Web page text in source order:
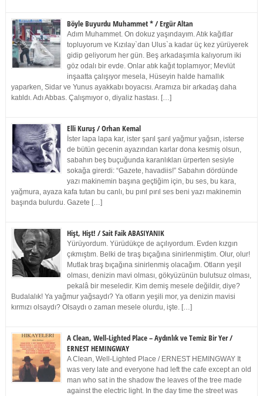
Böyle Buyurdu Muhammet * / Ergür Altan
Adım Muhammet. On dokuz yaşındayım. Atık kağıtlar
topluyorum ve Kızılay`dan Ulus`a kadar üç kez yürüyerek
gidip geliyorum her gün. Beş arkadaşımla kalıyorum iki
göz odalı bir evde. Onlar atık kağıt toplamıyor; Mevlüt
inşaatta çalışıyor mesela, Hüseyin halde hamallık
yaparken, Sidar ve Yunus ayakkabı boyacısı. Aramıza bir arkadaş daha
katıldı. Adı Abbas. Çalışmıyor o, diyaliz hastası. […]
Elli Kuruş / Orhan Kemal
İster lapa lapa kar, ister şarıl şarıl yağmur yağsın, isterse
de bütün gecenin ayazından karlar dona kesmiş olsun,
sabahın beş buçuğunda karanlıkları ürperten sesiyle
sokağa girerdi: “Gazete, havadiis!” Sabahın dördünde
yazı makinemin başına geçtiğim için, bu ses, bu kara,
yağmura, ayaza kafa tutan bu canlı, bu pırıl pırıl ses beni yazı makinemin
başında bulurdu. Gazete […]
Hişt, Hişt! / Sait Faik ABASIYANIK
Yürüyordum. Yürüdükçe de açılıyordum. Evden kızgın
çıkmıştım. Belki de tıraş bıçağına sinirlenmiştim. Olur, olur!
Mutlak tıraş bıçağına sinirlenmiş olacağım. Otların yeşil
olması, denizin mavi olması, gökyüzünün bulutsuz olması,
pekalâ bir meseledir. Kim demiş mesele değildir, diye?
Budalalık! Ya yağmur yağsaydı? Ya otların yeşili mor, ya denizin mavisi
kırmızı olsaydı? Olsaydı o zaman mesele olurdu, işte. […]
A Clean, Well-Lighted Place – Aydınlık ve Temiz Bir Yer /
ERNEST HEMINGWAY
A Clean, Well-Lighted Place / ERNEST HEMINGWAY It
was very late and everyone had left the cafe except an old
man who sat in the shadow the leaves of the tree made
against the electric light. In the day time the street was